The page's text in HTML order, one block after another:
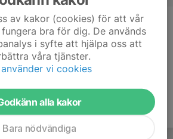
Tränare
42 år
av kakor (cookies) för att vår
bra för dig. De används
i syfte att hjälpa oss att
våra tjänster.
använder vi cookies
alla kakor
Bara nödvändiga